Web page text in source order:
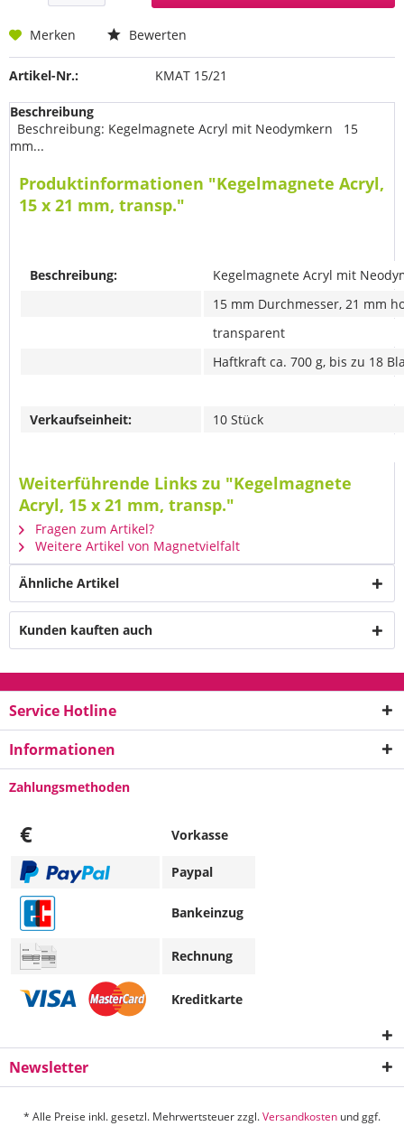
Merken Bewerten
Artikel-Nr.: KMAT 15/21
Beschreibung
Beschreibung: Kegelmagnete Acryl mit Neodymkern 15
mm...
Produktinformationen "Kegelmagnete Acryl,
15 x 21 mm, transp."
Beschreibung:
Kegelmagnete Acryl mit
15 mm Durchmesser, 21 mm
transparent
Haftkraft ca. 700 g, bis zu 18
Verkaufseinheit: 10 Stück
Weiterführende Links zu "Kegelmagnete
Acryl, 15 x 21 mm, transp."
Fragen zum Artikel?
Weitere Artikel von Magnetvielfalt
Ähnliche Artikel
Kunden kauften auch
Service Hotline
Informationen
Zahlungsmethoden
€ Vorkasse
Paypal
Bankeinzug
Rechnung
Kreditkarte
Newsletter
* Alle Preise inkl. gesetzl. Mehrwertsteuer zzgl.Versandkosten und ggf.